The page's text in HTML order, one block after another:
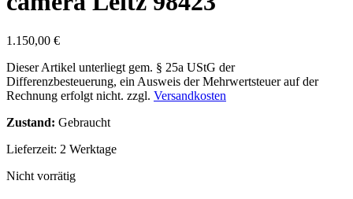
1.150,00 €
Dieser Artikel unterliegt gem. § 25a UStG der
Differenzbesteuerung, ein Ausweis der Mehrwertsteuer auf der
Rechnung erfolgt nicht. zzgl. Versandkosten
Zustand: Gebraucht
Lieferzeit: 2 Werktage
Nicht vorrätig